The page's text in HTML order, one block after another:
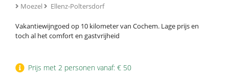
Moezel Ellenz-Poltersdorf
Vakantiewijngoed op 10 kilometer van Cochem. Lage prijs en
toch al het comfort en gastvrijheid
Prijs met 2 personen vanaf: € 50